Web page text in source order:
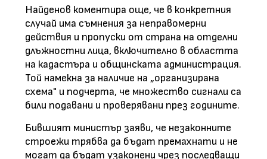
Найденов коментира още, че в конкретния
случай има съмнения за неправомерни
действия и пропуски от страна на отделни
длъжностни лица, включително в областта
на кадастъра и общинската администрация.
Той намекна за наличие на „организирана
схема" и подчерта, че множество сигнали са
били подавани и проверявани през годините.
Бившият министър заяви, че незаконните
строежи трябва да бъдат премахнати и не
могат да бъдат узаконени чрез последващи